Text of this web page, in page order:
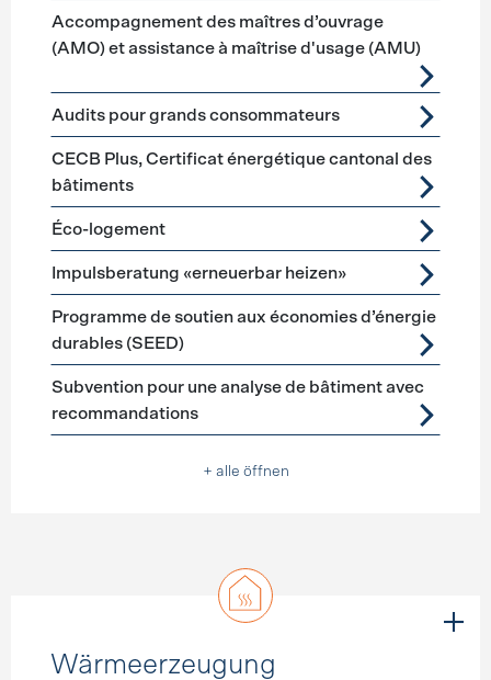
Accompagnement des maîtres d’ouvrage
(AMO) et assistance à maîtrise d'usage (AMU)
Audits pour grands consommateurs
CECB Plus, Certificat énergétique cantonal des
bâtiments
Éco-logement
Impulsberatung «erneuerbar heizen»
Programme de soutien aux économies d’énergie
durables (SEED)
Subvention pour une analyse de bâtiment avec
recommandations
+ alle öffnen
Wärmeerzeugung